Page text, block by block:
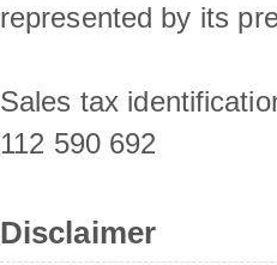
represented by its
Sales tax
112 590 692
Disclaimer